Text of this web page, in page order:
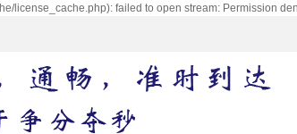
license_cache.php): failed to open stream: Permission